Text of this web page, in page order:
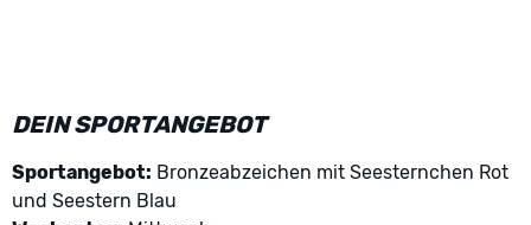
DEIN SPORTANGEBOT
Sportangebot: Bronzeabzeichen mit Seesternchen Rot
und Seestern Blau